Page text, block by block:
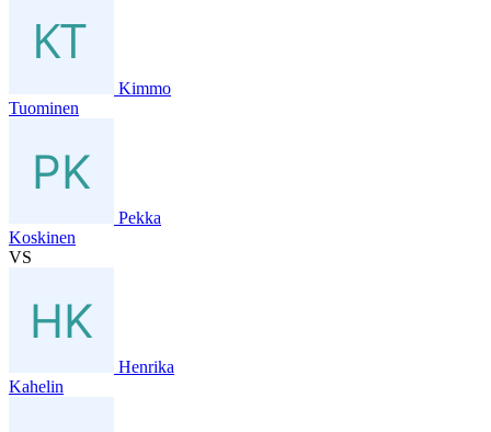
Kimmo
Tuominen
Pekka
Koskinen
VS
Henrika
Kahelin